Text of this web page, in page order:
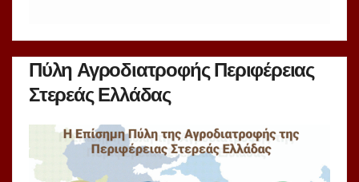
Πύλη Αγροδιατροφής Περιφέρειας
Στερεάς Ελλάδας